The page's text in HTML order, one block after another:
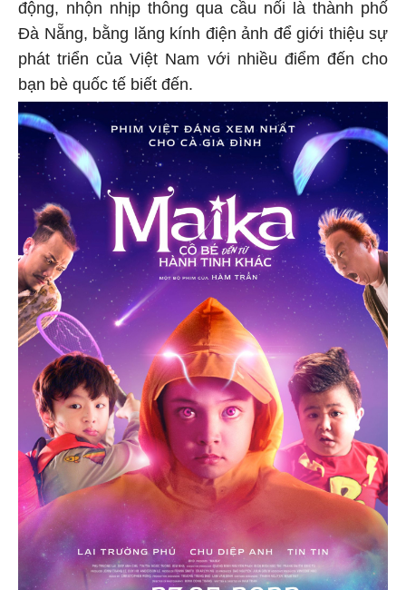
động, nhộn nhịp thông qua cầu nối là thành phố
Đà Nẵng, bằng lăng kính điện ảnh để giới thiệu sự
phát triển của Việt Nam với nhiều điểm đến cho
bạn bè quốc tế biết đến.